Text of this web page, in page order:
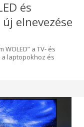
és
elnevezése
a TV- és
a laptopokhoz és